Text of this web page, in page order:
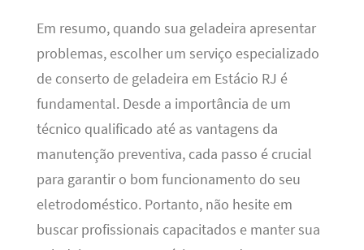
Em resumo, quando sua geladeira apresentar
problemas, escolher um serviço especializado
de conserto de geladeira em Estácio RJ é
fundamental. Desde a importância de um
técnico qualificado até as vantagens da
manutenção preventiva, cada passo é crucial
para garantir o bom funcionamento do seu
eletrodoméstico. Portanto, não hesite em
buscar profissionais capacitados e manter sua